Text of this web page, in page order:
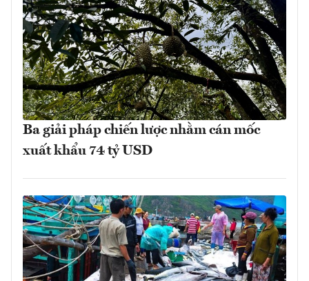
Ba giải pháp chiến lược nhằm cán mốc
xuất khẩu 74 tỷ USD